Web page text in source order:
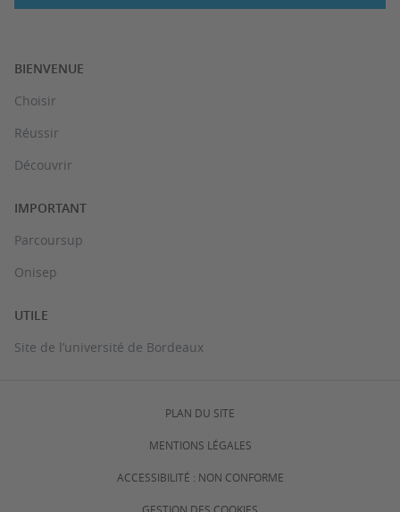
BIENVENUE
Choisir
Réussir
Découvrir
IMPORTANT
Parcoursup
Onisep
UTILE
Site de l’université de Bordeaux
PLAN DU SITE
MENTIONS LÉGALES
ACCESSIBILITÉ : NON CONFORME